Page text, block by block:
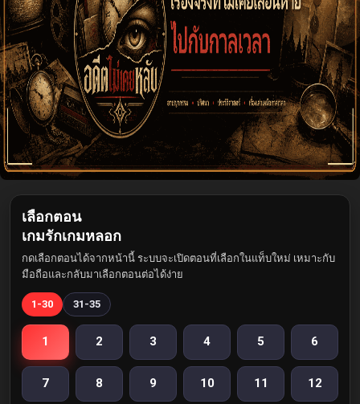
เลือกตอน
เกมรักเกมหลอก
กดเลือกตอนได้จากหน้านี้ ระบบจะเปิดตอนที่เลือกในแท็บใหม่ เหมาะกับ
มือถือและกลับมาเลือกตอนต่อได้ง่าย
1-30 31-35
1 2 3 4 5 6
7 8 9 10 11 12